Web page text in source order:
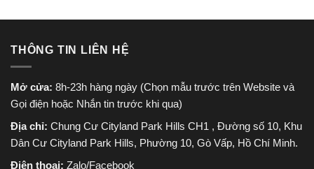
THÔNG TIN LIÊN HỆ
Mở cửa: 8h-23h hàng ngày (Chọn mẫu trước trên Website và
Gọi điện hoặc Nhắn tin trước khi qua)
Địa chỉ: Chung Cư Cityland Park Hills CH1 , Đường số 10, Khu
Dân Cư Cityland Park Hills, Phường 10, Gò Vấp, Hồ Chí Minh.
Điện thoại: Zalo/Facebook